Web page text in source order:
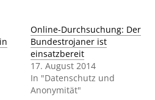
Online-Durchsuchung: Der
Bundestrojaner ist
einsatzbereit
17. August 2014
In "Datenschutz und
Anonymität"